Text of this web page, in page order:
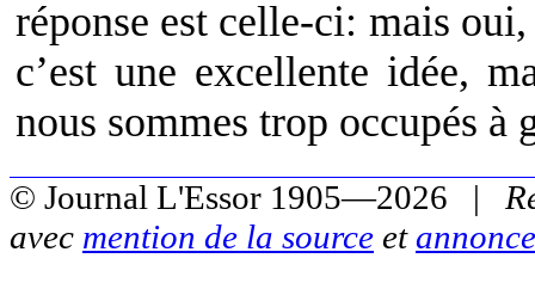
réponse est celle-ci: mais
c’est une excellente idée,
nous sommes trop occupés
© Journal L'Essor 1905—2026 |
avec mention de la source et